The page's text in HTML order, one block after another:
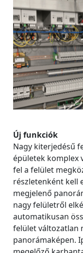
Új funkciók
Nagy kiterjedésű
épületek komplex
fel a felület
részletenként kell
megjelenő
nagy felületről
automatikusan
felület változatlan
panorámaképen.